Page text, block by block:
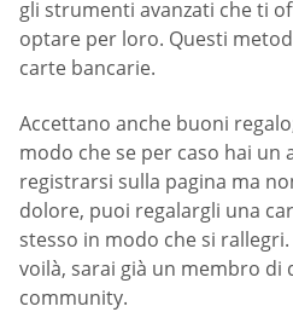
gli strumenti avanzati che ti
optare per loro. Questi
carte bancarie.
Accettano anche buoni
modo che se per caso hai un
registrarsi sulla pagina ma
dolore, puoi regalargli una
stesso in modo che si
voilà, sarai già un membro di
community.